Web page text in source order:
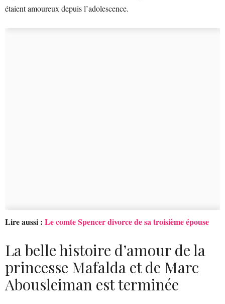
étaient amoureux depuis l’adolescence.
Lire aussi : Le comte Spencer divorce de sa troisième épouse
La belle histoire d’amour de la
princesse Mafalda et de Marc
Abousleiman est terminée